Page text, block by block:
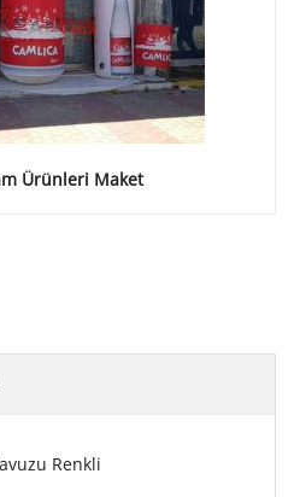
Renkli
Ürünleri Maket